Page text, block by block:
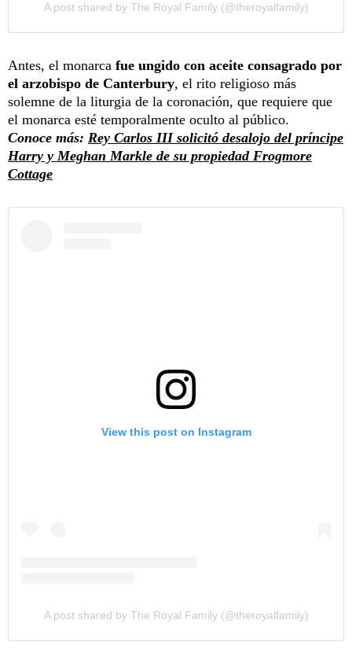
A post shared by The Royal Family (@theroyalfamily)
Antes, el monarca fue ungido con aceite consagrado por
el arzobispo de Canterbury, el rito religioso más
solemne de la liturgia de la coronación, que requiere que
el monarca esté temporalmente oculto al público.
Conoce más: Rey Carlos III solicitó desalojo del príncipe
Harry y Meghan Markle de su propiedad Frogmore
Cottage
View this post on Instagram
A post shared by The Royal Family (@theroyalfamily)